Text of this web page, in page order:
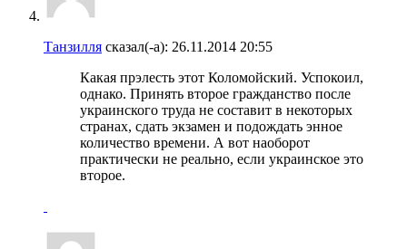
Танзилля сказал(-а): 26.11.2014 20:55
Какая прэлесть этот Коломойский. Успокоил,
однако. Принять второе гражданство после
украинского труда не составит в некоторых
странах, сдать экзамен и подождать энное
количество времени. А вот наоборот
практически не реально, если украинское это
второе.